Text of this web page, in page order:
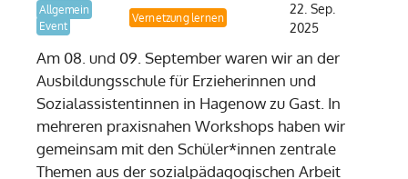
Allgemein
Event
Demokratielernen
Vernetzung
22. Sep.
2025
Am 08. und 09. September waren wir an der
Ausbildungsschule für Erzieherinnen und
Sozialassistentinnen in Hagenow zu Gast. In
mehreren praxisnahen Workshops haben wir
gemeinsam mit den Schüler*innen zentrale
Themen aus der sozialpädagogischen Arbeit